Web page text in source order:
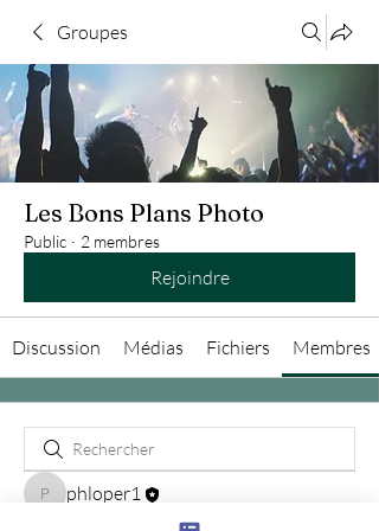
Groupes
Les Bons Plans Photo
Public · 2 membres
Rejoindre
Discussion Médias Fichiers Membres
phloper1phloper1